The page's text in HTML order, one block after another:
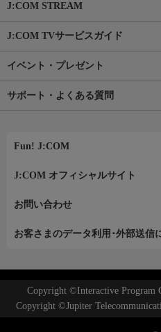
J:COM STREAM
J:COM TVサービスガイド
イベント・プレゼント
サポート・よくある質問
Fun! J:COM
J:COM オフィシャルサイト
お問い合わせ
お客さまのデータ利用･外部送信
Copyright ©Interactive Program
Copyright ©Jupiter